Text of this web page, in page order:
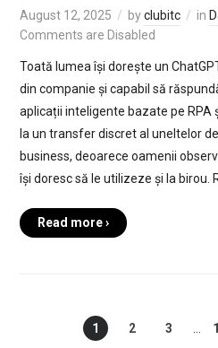
August 12, 2025 byclubitc in
Comments are Disabled
Toată lumea își dorește un
din companie și capabil să
aplicații inteligente bazate pe RPA
la un transfer discret al uneltelor
business, deoarece oamenii
își doresc să le utilizeze și la birou.
Read more ›
1 2 3 …